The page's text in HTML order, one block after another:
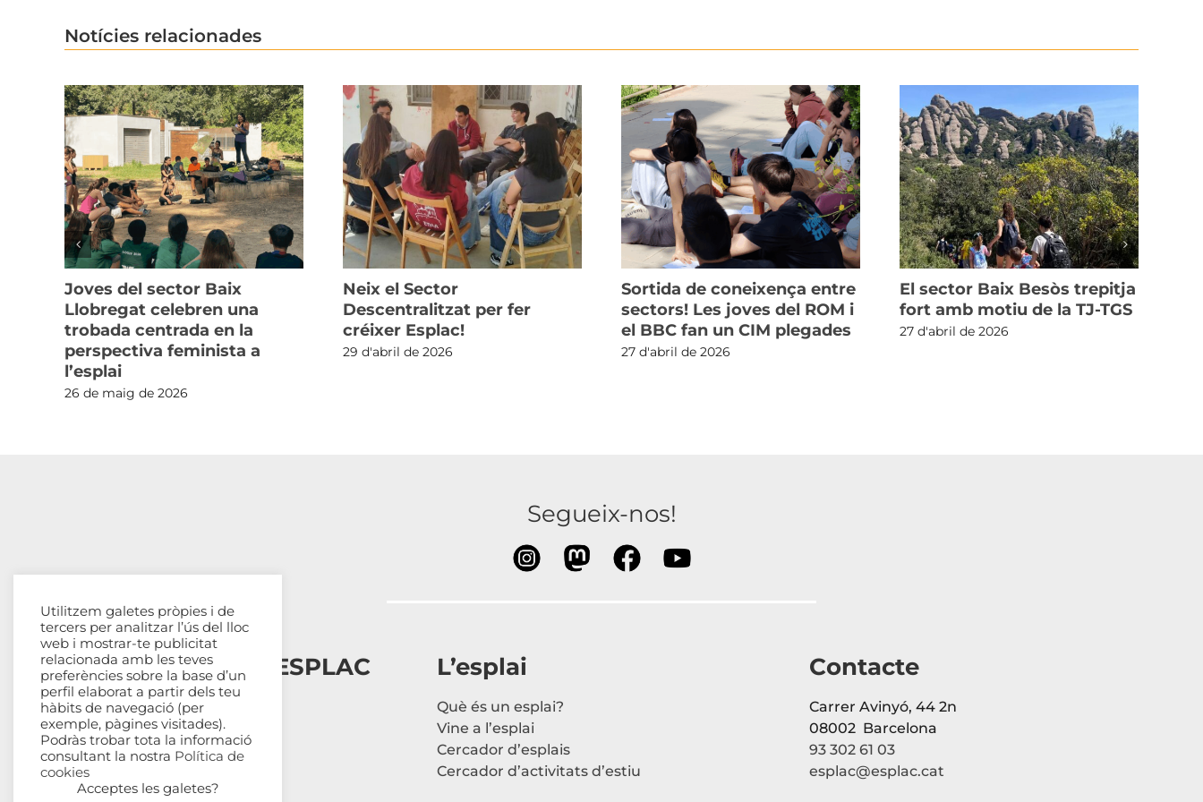
Notícies relacionades
Joves del sector Baix
Llobregat celebren una
trobada centrada en la
perspectiva feminista a
l’esplai
26 de maig de 2026
Neix el Sector
Descentralitzat per fer
créixer Esplac!
29 d'abril de 2026
Sortida de coneixença entre
sectors! Les joves del ROM i
el BBC fan un CIM plegades
27 d'abril de 2026
El sector Baix Besòs trepitja
fort amb motiu de la TJ-TGS
27 d'abril de 2026
Segueix-nos!
Esplais Catalans, ESPLAC
Qui som
Com ens organitzem
Transparència
Fes-te sòcia
L’esplai
Què és un esplai?
Vine a l’esplai
Cercador d’esplais
Cercador d’activitats d’estiu
Contacte
Carrer Avinyó, 44 2n
08002 Barcelona
93 302 61 03
esplac@esplac.cat
Utilitzem galetes pròpies i de
tercers per analitzar l’ús del lloc
web i mostrar-te publicitat
relacionada amb les teves
preferències sobre la base d’un
perfil elaborat a partir dels teu
hàbits de navegació (per
exemple, pàgines visitades).
Podràs trobar tota la informació
consultant la nostra Política de
cookies
Acceptes les galetes?